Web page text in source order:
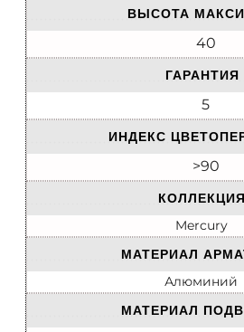
ВЫСОТА
40
ГАРАНТИЯ
5
ИНДЕКС
>90
КОЛЛЕКЦИЯ
Mercury
МАТЕРИАЛ
Алюминий
МАТЕРИАЛ